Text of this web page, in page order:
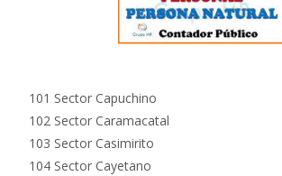
101 Sector Capuchino
102 Sector Caramacatal
103 Sector Casimirito
104 Sector Cayetano